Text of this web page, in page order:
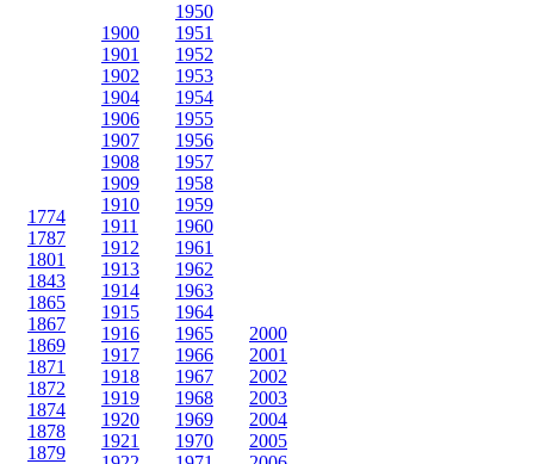
1774
1787
1801
1843
1865
1867
1869
1871
1872
1874
1878
1879
1900
1901
1902
1904
1906
1907
1908
1909
1910
1911
1912
1913
1914
1915
1916
1917
1918
1919
1920
1921
1950
1951
1952
1953
1954
1955
1956
1957
1958
1959
1960
1961
1962
1963
1964
1965
1966
1967
1968
1969
1970
2000
2001
2002
2003
2004
2005